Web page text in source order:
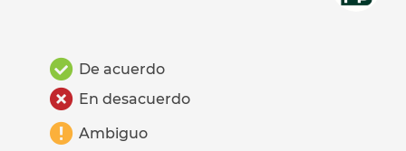
De acuerdo
En desacuerdo
Ambiguo